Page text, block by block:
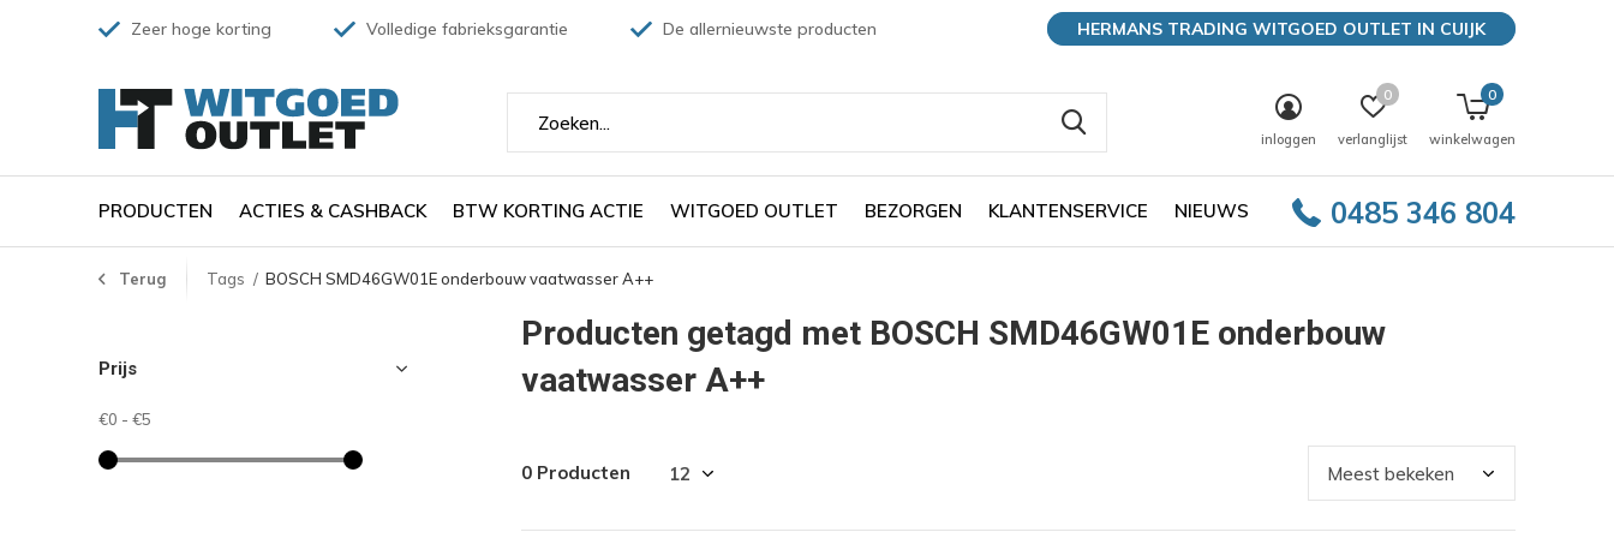
PRODUCTEN ACTIES & CASHBACK BTW KORTING ACTIE WITGOED OUTLET BEZORGEN KLANTENSERVICE NIEUWS 0485 346 804
inloggen verlanglijst
0
winkelwagen
0
Zeer hoge korting Volledige fabrieksgarantie De allernieuwste producten HERMANS TRADING WITGOED OUTLET IN CUIJK
Terug Tags BOSCH SMD46GW01E onderbouw vaatwasser A++
Producten getagd met BOSCH SMD46GW01E onderbouw
vaatwasser A++
0 Producten
Prijs
€0 - €5